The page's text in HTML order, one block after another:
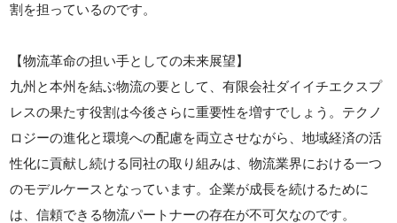
割を担っているのです。
【物流革命の担い手としての未来展望】
九州と本州を結ぶ物流の要として、有限会社ダイイチエクスプ
レスの果たす役割は今後さらに重要性を増すでしょう。テクノ
ロジーの進化と環境への配慮を両立させながら、地域経済の活
性化に貢献し続ける同社の取り組みは、物流業界における一つ
のモデルケースとなっています。企業が成長を続けるために
は、信頼できる物流パートナーの存在が不可欠なのです。